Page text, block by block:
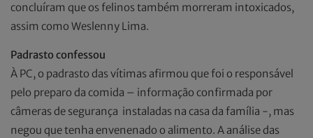
concluíram que os felinos também morreram intoxicados,
assim como Weslenny Lima.
Padrasto confessou
À PC, o padrasto das vítimas afirmou que foi o responsável
pelo preparo da comida – informação confirmada por
câmeras de segurança instaladas na casa da família -, mas
negou que tenha envenenado o alimento. A análise das